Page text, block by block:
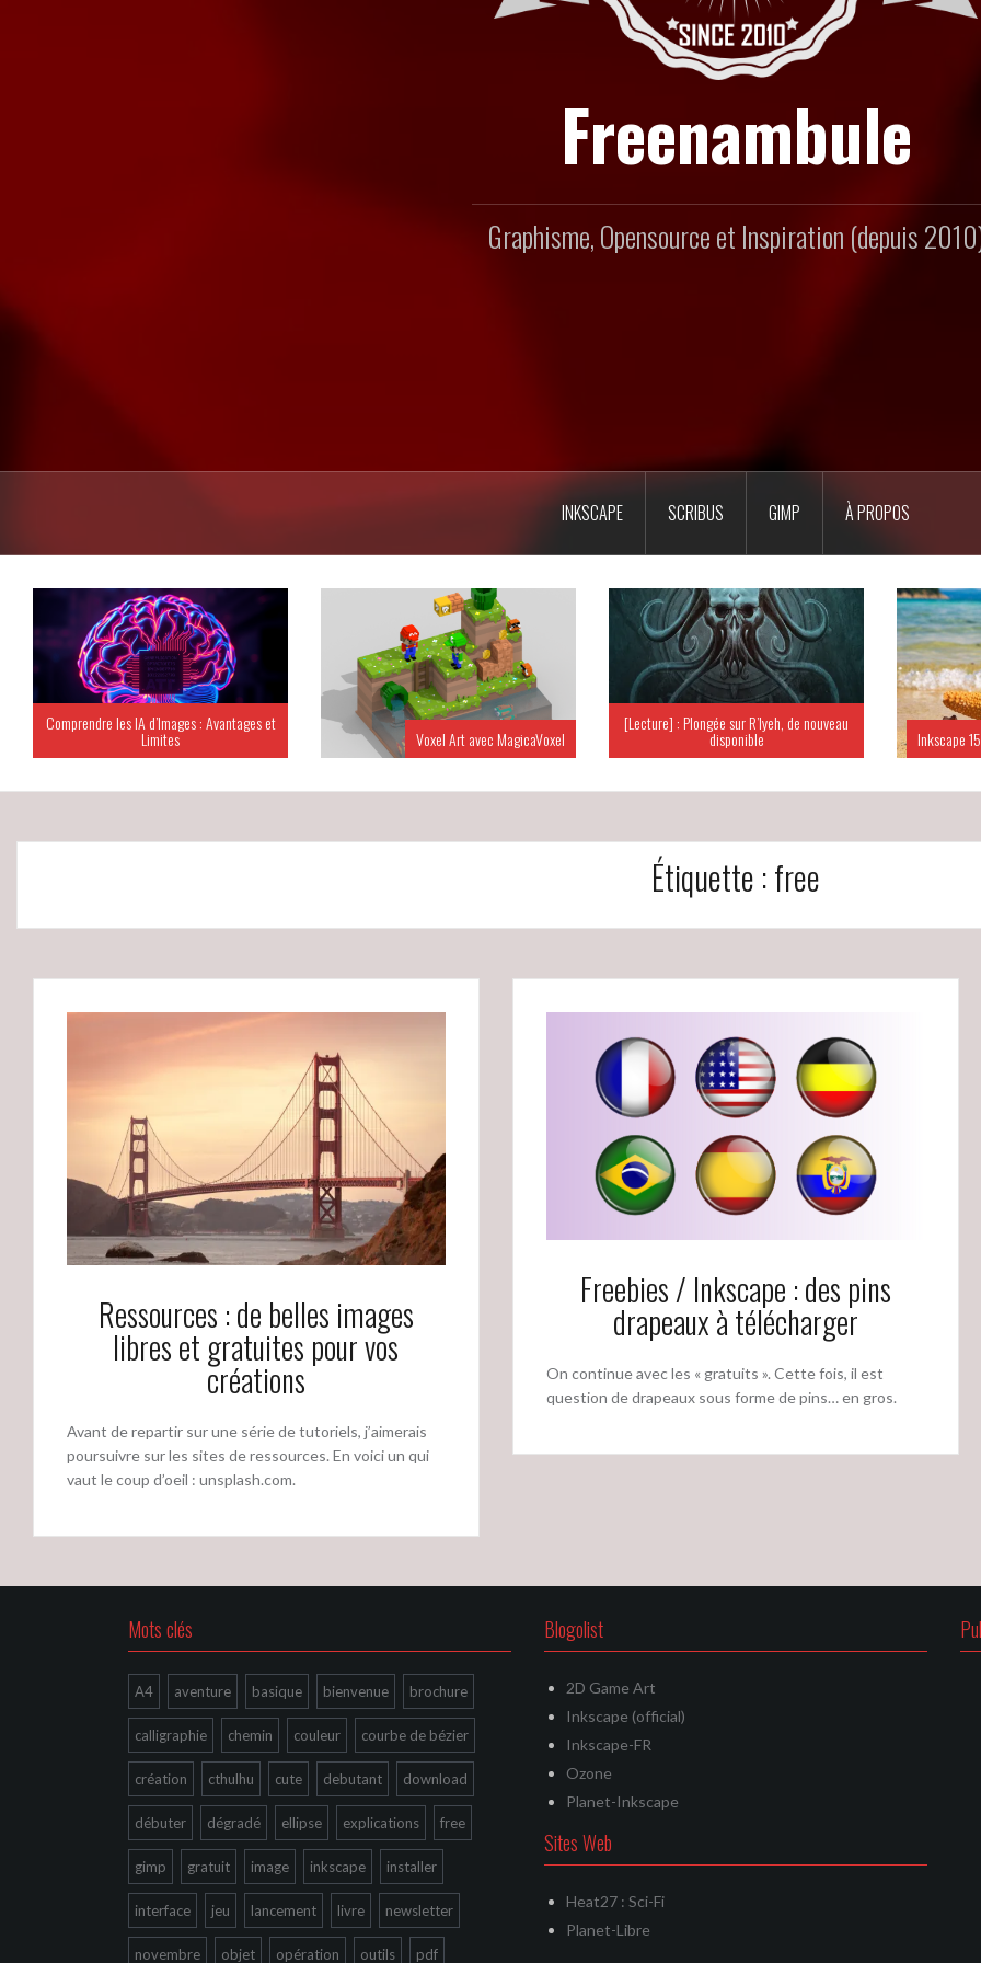
Freenambule
Graphisme, Opensource et Inspiration (depuis
INKSCAPE SCRIBUS GIMP À PROPOS
Comprendre les IA d’Images : Avantages et
Limites Voxel Art avec MagicaVoxel
[Lecture] : Plongée sur R’lyeh, de nouveau
disponible Inkscape
Étiquette :free
Ressources : de belles images
libres et gratuites pour vos
créations
Avant de repartir sur une série de tutoriels, j’aimerais
poursuivre sur les sites de ressources. En voici un qui
vaut le coup d’oeil : unsplash.com.
Freebies / Inkscape : des pins
drapeaux à télécharger
On continue avec les « gratuits ». Cette fois, il est
question de drapeaux sous forme de pins… en gros.
Mots clés
A4 aventure basique bienvenue brochure
calligraphie chemin couleur courbe de bézier
création cthulhu cute debutant download
débuter dégradé ellipse explications free
gimp gratuit image inkscape installer
interface jeu lancement livre newsletter
novembre objet opération outils pdf
Blogolist
2D Game Art
Inkscape (official)
Inkscape-FR
Ozone
Planet-Inkscape
Sites Web
Heat27 : Sci-Fi
Planet-Libre